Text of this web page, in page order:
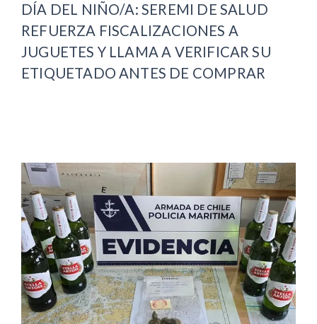
DÍA DEL NIÑO/A: SEREMI DE SALUD
REFUERZA FISCALIZACIONES A
JUGUETES Y LLAMA A VERIFICAR SU
ETIQUETADO ANTES DE COMPRAR